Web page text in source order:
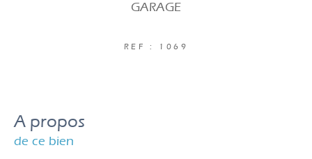
GARAGE
REF : 1069
a propos
de ce bien